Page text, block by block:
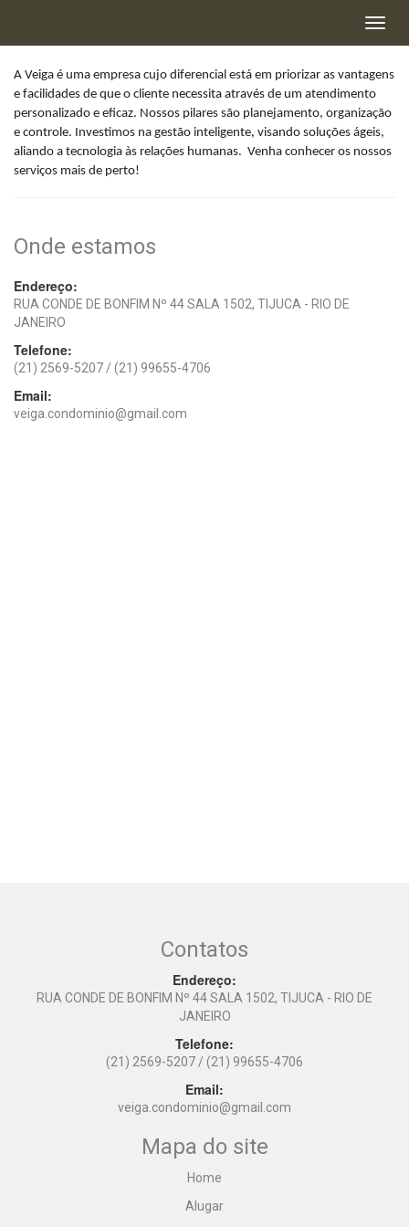
A Veiga é uma empresa cujo diferencial está em priorizar as vantagens
e facilidades de que o cliente necessita através de um atendimento
personalizado e eficaz. Nossos pilares são planejamento, organização
e controle. Investimos na gestão inteligente, visando soluções ágeis,
aliando a tecnologia às relações humanas. Venha conhecer os nossos
serviços mais de perto!
Onde estamos
Endereço:
RUA CONDE DE BONFIM Nº 44 SALA 1502, TIJUCA - RIO DE
JANEIRO
Telefone:
(21) 2569-5207 / (21) 99655-4706
Email:
veiga.condominio@gmail.com
Contatos
Endereço:
RUA CONDE DE BONFIM Nº 44 SALA 1502, TIJUCA - RIO DE
JANEIRO
Telefone:
(21) 2569-5207 / (21) 99655-4706
Email:
veiga.condominio@gmail.com
Mapa do site
Home
Alugar